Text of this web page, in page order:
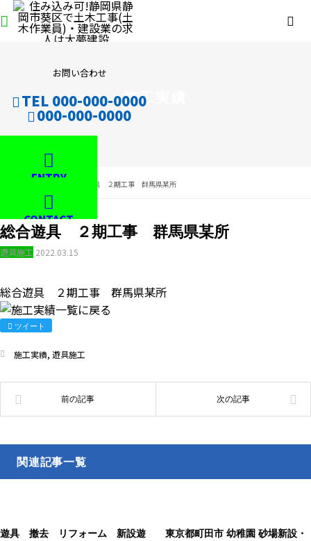
お問い合わせ
TEL 000-000-0000
000-000-0000
ENTRY
CONTACT
施工実績
総合遊具 ２期工事 群馬県某所
総合遊具 ２期工事 群馬県某所
遊具施工 2022.03.15
総合遊具 ２期工事 群馬県某所
ツイート
施工実績, 遊具施工
関連記事一覧
遊具 撤去 リフォーム 新設遊
東京都町田市 幼稚園 砂場新設・